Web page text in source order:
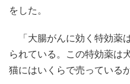
をした。
「大腸がんに効く特効薬
られている。この特効薬は
猫にはいくらで売っている